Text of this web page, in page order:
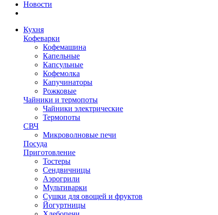
Новости
Кухня
Кофеварки
Кофемашина
Капельные
Капсульные
Кофемолка
Капучинаторы
Рожковые
Чайники и термопоты
Чайники электрические
Термопоты
СВЧ
Микроволновые печи
Посуда
Приготовление
Тостеры
Сендвичницы
Аэрогрили
Мультиварки
Сушки для овощей и фруктов
Йогуртницы